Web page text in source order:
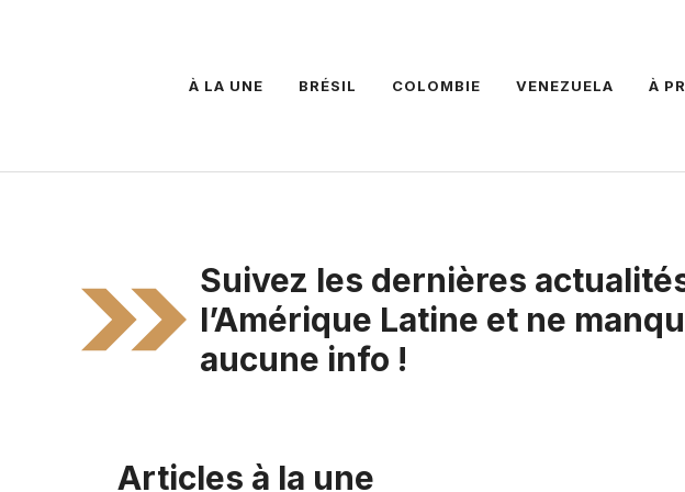
À LA UNE BRÉSIL COLOMBIE VENEZUELA À
Suivez les dernières
l’Amérique Latine et ne
aucune info !
Articles à la une